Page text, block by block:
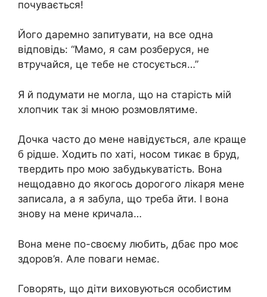
почувається!
Його даремно запитувати, на все одна
відповідь: “Мамо, я сам розберуся, не
втручайся, це тебе не стосується…”
Я й подумати не могла, що на старість мій
хлопчик так зі мною розмовлятиме.
Дочка часто до мене навідується, але краще
б рідше. Ходить по хаті, носом тикає в бруд,
твердить про мою забудькуватість. Вона
нещодавно до якогось дорогого лікаря мене
записала, а я забула, що треба йти. І вона
знову на мене кричала…
Вона мене по-своєму любить, дбає про моє
здоров’я. Але поваги немає.
Говорять, що діти виховуються особистим